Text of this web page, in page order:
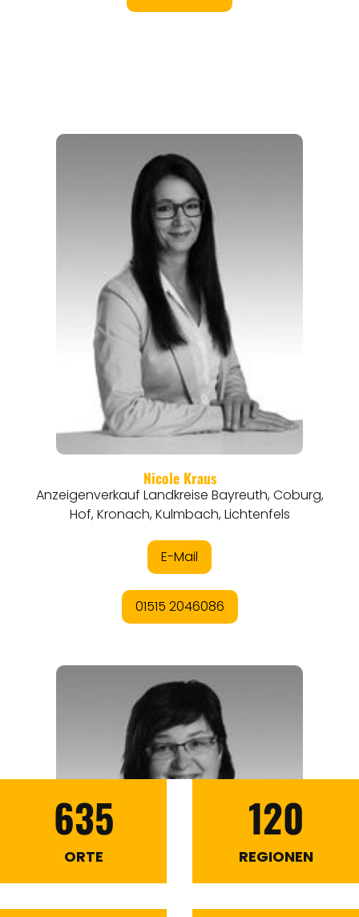
635
ORTE
120
REGIONEN